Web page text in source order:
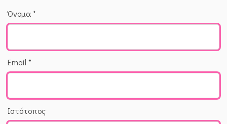
Όνομα*
Email *
Ιστότοπος